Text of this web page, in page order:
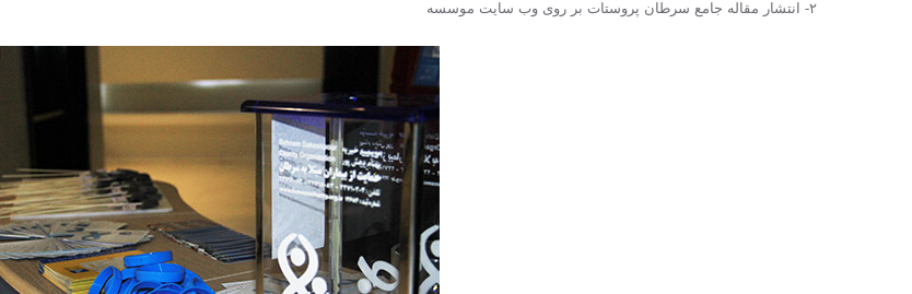
٢- انتشار مقاله جامع سرطان پروستات بر روی وب سایت موسسه